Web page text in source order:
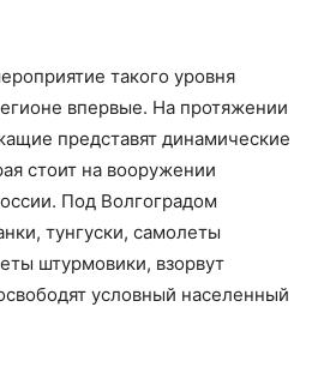
такого уровня
впервые. На протяжении
представят динамические
стоит на вооружении
Под Волгоградом
тунгуски, самолеты
штурмовики, взорвут
условный населенный